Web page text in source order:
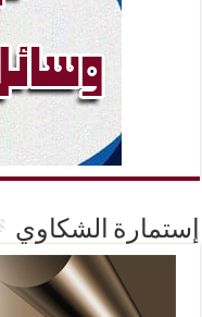
إستمارة الشكاوي